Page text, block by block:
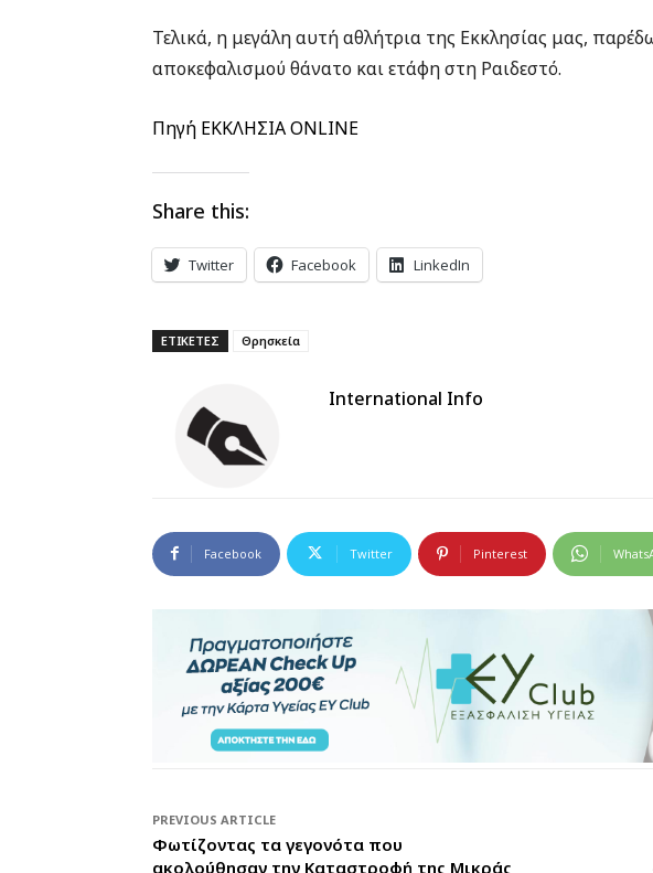
Τελικά, η μεγάλη αυτή αθλήτρια της Εκκλησίας μας,
αποκεφαλισμού θάνατο και ετάφη στη Ραιδεστό.
Πηγή ΕΚΚΛΗΣΙΑ ONLINE
Share this:
Twitter Facebook LinkedIn
ΕΤΙΚΕΤΕΣ Θρησκεία
International Info
Facebook Twitter Pinterest
PREVIOUS ARTICLE
Φωτίζοντας τα γεγονότα που
ακολούθησαν την Καταστροφή της Μικράς